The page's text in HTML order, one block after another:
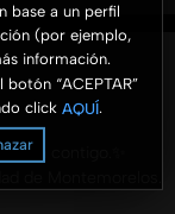
base a un perfil
(por ejemplo,
información.
“ACEPTAR”
click AQUÍ.
contigo.✨